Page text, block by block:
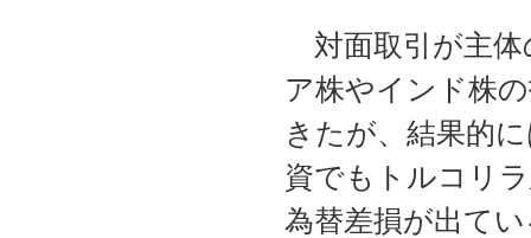
対面取引が主体
ア株やインド株
きたが、結果的
資でもトルコリ
為替差損が出て